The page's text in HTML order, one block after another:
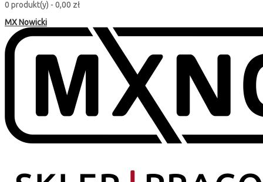
0 produkt(y) - 0,00 zł
MX Nowicki